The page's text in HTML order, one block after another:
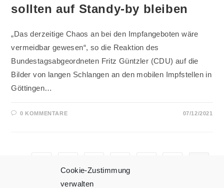
Cookie-Zustimmung
verwalten
sollten auf Standy-by bleiben
„Das derzeitige Chaos an bei den Impfangeboten wäre
vermeidbar gewesen“, so die Reaktion des
Bundestagsabgeordneten Fritz Güntzler (CDU) auf die
Bilder von langen Schlangen an den mobilen Impfstellen in
Göttingen…
0 KOMMENTARE 07/12/2021
30
31